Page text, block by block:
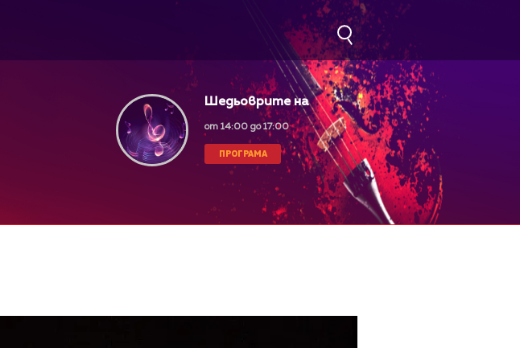
Шедьоврите на
класическата музика
от 14:00 до 17:00
ПРОГРАМА